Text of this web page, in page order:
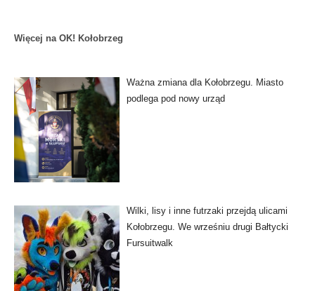
Więcej na OK! Kołobrzeg
Ważna zmiana dla Kołobrzegu. Miasto
podlega pod nowy urząd
Wilki, lisy i inne futrzaki przejdą ulicami
Kołobrzegu. We wrześniu drugi Bałtycki
Fursuitwalk